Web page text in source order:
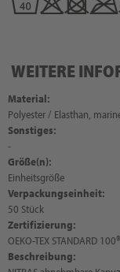
WEITERE
Material:
Polyester / Elasthan,
Sonstiges:
-
Größe(n):
Einheitsgröße
Verpackungseinheit:
50 Stück
Zertifizierung:
OEKO-TEX STANDARD 100®
Beschreibung: